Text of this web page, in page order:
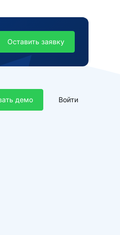
Оставить заявку
демо Войти